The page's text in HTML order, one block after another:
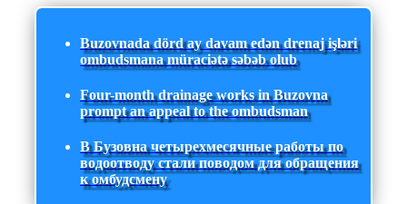
Buzovnada dörd ay davam edən drenaj işləri
ombudsmana müraciətə səbəb olub
Four-month drainage works in Buzovna
prompt an appeal to the ombudsman
В Бузовна четырехмесячные работы по
водоотводу стали поводом для обращения
к омбудсмену